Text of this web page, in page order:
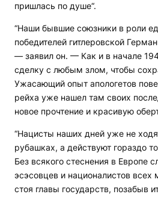
пришлась по душе“.
“Наши бывшие союзники в роли
победителей гитлеровской
— заявил он. — Как и в начале
сделку с любым злом, чтобы
Ужасающий опыт апологетов
рейха уже нашел там своих
новое прочтение и красивую
“Нацисты наших дней уже не
рубашках, а действуют гораздо
Без всякого стеснения в Европе
эсэсовцев и националистов
стоя главы государств, позабыв